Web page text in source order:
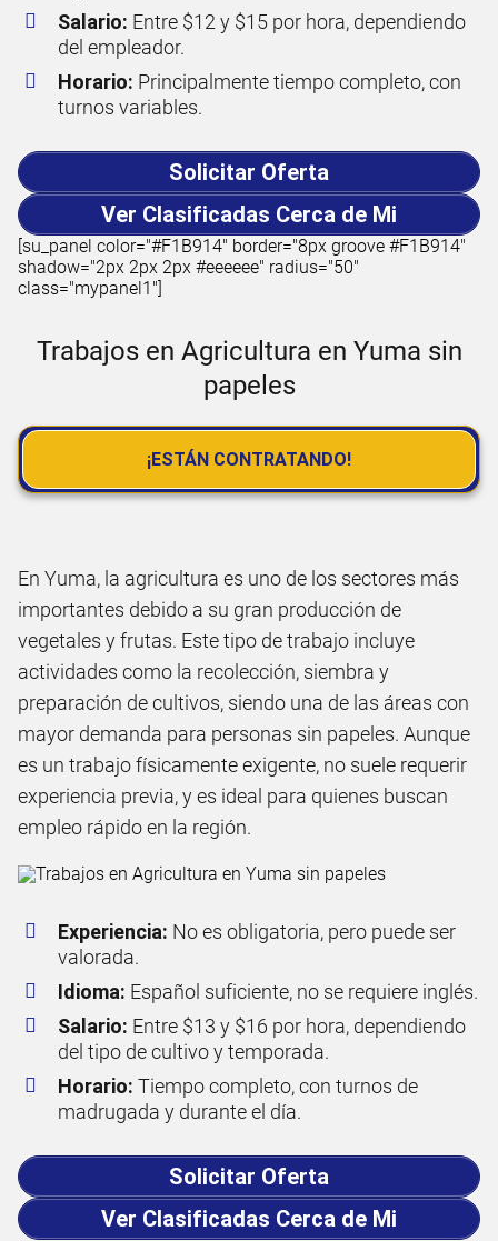
Salario: Entre $12 y $15 por hora, dependiendo
del empleador.
Horario: Principalmente tiempo completo, con
turnos variables.
Solicitar Oferta
Ver Clasificadas Cerca de Mi
[su_panel color="#F1B914" border="8px groove #F1B914"
shadow="2px 2px 2px #eeeeee" radius="50"
class="mypanel1"]
Trabajos en Agricultura en Yuma sin
papeles
¡ESTÁN CONTRATANDO!
En Yuma, la agricultura es uno de los sectores más
importantes debido a su gran producción de
vegetales y frutas. Este tipo de trabajo incluye
actividades como la recolección, siembra y
preparación de cultivos, siendo una de las áreas con
mayor demanda para personas sin papeles. Aunque
es un trabajo físicamente exigente, no suele requerir
experiencia previa, y es ideal para quienes buscan
empleo rápido en la región.
Experiencia: No es obligatoria, pero puede ser
valorada.
Idioma: Español suficiente, no se requiere inglés.
Salario: Entre $13 y $16 por hora, dependiendo
del tipo de cultivo y temporada.
Horario: Tiempo completo, con turnos de
madrugada y durante el día.
Solicitar Oferta
Ver Clasificadas Cerca de Mi